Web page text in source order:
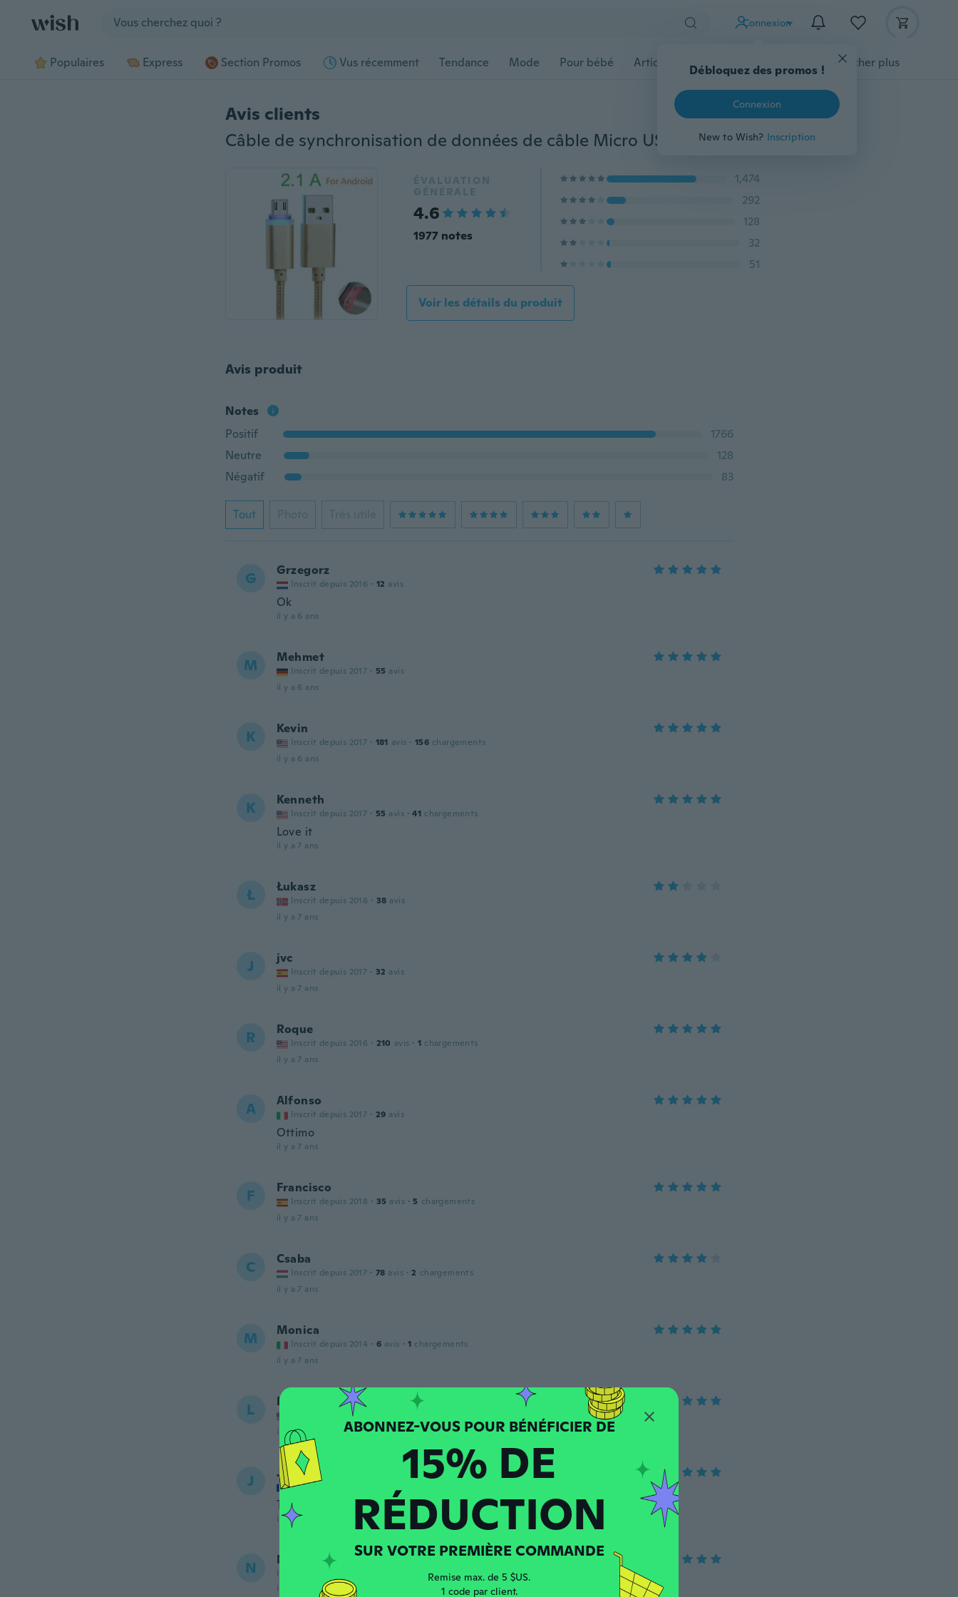
Connexion
Débloquez des promos !
Connexion
New to Wish? Inscription
Populaires Express Section Promos Vus récemment Tendance Mode Pour bébé Articles pour animaux domestiques Afficher plus
Avis clients
Câble de synchronisation de données de câble Micro USB de charge rapide d'origine Smart LED 1M pour téléphone Android Samsung HTC Huawei
ÉVALUATION
GÉNÉRALE
4.6
1977 notes
1,474
292
128
32
51
Voir les détails du produit
Avis produit
Notes
Positif
1766
Neutre
128
Négatif
83
Tout Photo Très utile
G Grzegorz
Inscrit depuis 2016 · 12 avis
Ok
il y a 6 ans
M Mehmet
Inscrit depuis 2017 · 55 avis
il y a 6 ans
K Kevin
Inscrit depuis 2017 · 181 avis · 156 chargements
il y a 6 ans
K Kenneth
Inscrit depuis 2017 · 55 avis · 41 chargements
Love it
il y a 7 ans
Ł Łukasz
Inscrit depuis 2016 · 38 avis
il y a 7 ans
J jvc
Inscrit depuis 2017 · 32 avis
il y a 7 ans
R Roque
Inscrit depuis 2016 · 210 avis · 1 chargements
il y a 7 ans
A Alfonso
Inscrit depuis 2017 · 29 avis
Ottimo
il y a 7 ans
F Francisco
Inscrit depuis 2018 · 35 avis · 5 chargements
il y a 7 ans
C Csaba
Inscrit depuis 2017 · 78 avis · 2 chargements
il y a 7 ans
M Monica
Inscrit depuis 2014 · 6 avis · 1 chargements
il y a 7 ans
L Linda
Inscrit depuis 2016
il y a 7 ans
J Jerome
Inscrit depuis 2017
Très rapide et superbe produit
il y a 7 ans
N Niza
Inscrit depuis 2016
il y a 7 ans
15% DE
RÉDUCTION
SUR VOTRE PREMIÈRE COMMANDE
Remise max. de 5 $US.
1 code par client.